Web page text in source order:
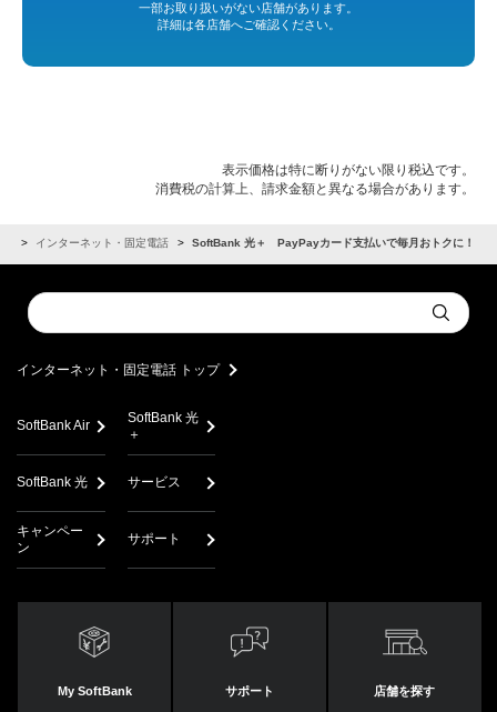
一部お取り扱いがない店舗があります。
詳細は各店舗へご確認ください。
表示価格は特に断りがない限り税込です。
消費税の計算上、請求金額と異なる場合があります。
インターネット・固定電話 SoftBank 光＋ PayPayカード支払いで毎月おトクに！
Conduct
a
Submit
インターネット・固定電話 トップ
SoftBank Air
SoftBank 光
＋
SoftBank 光 サービス
キャンペー
ン
サポート
My SoftBank サポート 店舗を探す